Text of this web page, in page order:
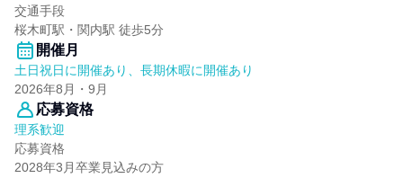
交通手段
桜木町駅・関内駅 徒歩5分
開催月
土日祝日に開催あり、長期休暇に開催あり
2026年8月・9月
応募資格
理系歓迎
応募資格
2028年3月卒業見込みの方